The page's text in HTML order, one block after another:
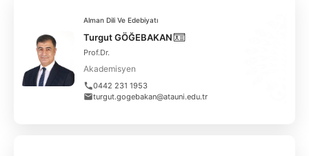
Alman Dili Ve Edebiyatı
Turgut GÖĞEBAKAN
Prof.Dr.
Akademisyen
0442 231 1953
turgut.gogebakan@atauni.edu.tr